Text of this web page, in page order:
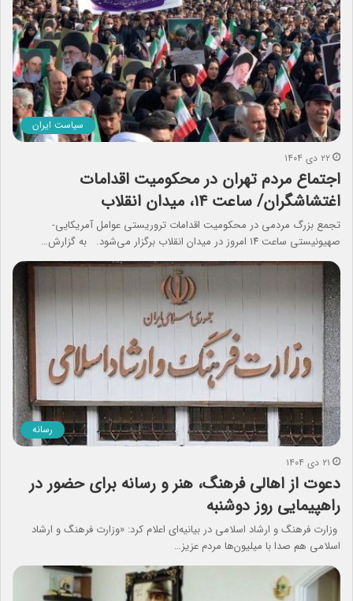
سیاست ایران
۲۲ دی ۱۴۰۴
اجتماع مردم تهران در محکومیت اقدامات
اغتشاشگران/ ساعت ۱۴، میدان انقلاب
تجمع بزرگ مردمی در محکومیت اقدامات تروریستی عوامل آمریکایی-
صهیونیستی ساعت ۱۴ امروز در میدان انقلاب برگزار می‌شود. به گزارش…
رسانه
۲۱ دی ۱۴۰۴
دعوت از اهالی فرهنگ، هنر و رسانه برای حضور در
راهپیمایی روز دوشنبه
وزارت فرهنگ و ارشاد اسلامی در بیانیه‌ای اعلام کرد: «وزارت فرهنگ و ارشاد
اسلامی هم صدا با میلیون‌ها مردم عزیز…